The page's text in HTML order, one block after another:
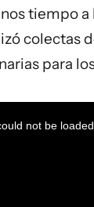
tiempo a
colectas
para
not be